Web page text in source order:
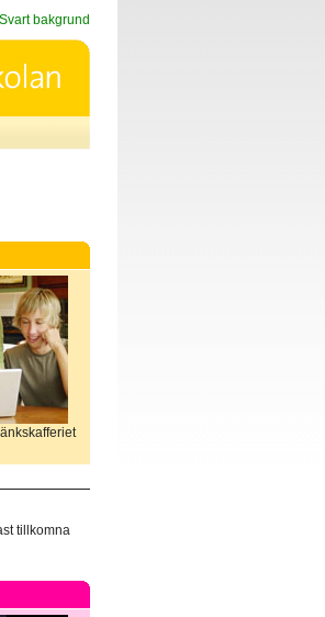
Svart bakgrund
tillkomna